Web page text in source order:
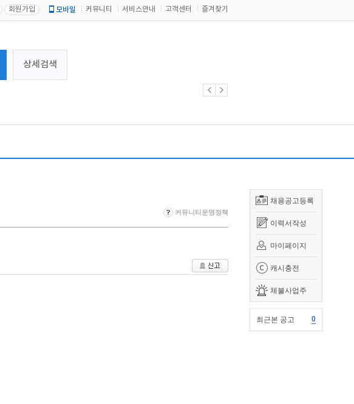
회원가입 모바일 커뮤니티 서비스안내 고객센터 즐겨찾기
상세검색
채용공고등록
이력서작성
마이페이지
캐시충전
체불사업주
최근본 공고 0
커뮤니티운영정책